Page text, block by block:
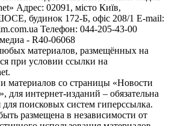
Адрес: 02091, місто Київ,
будинок 172-Б, офіс 208/1 E-mail:
Телефон: 044-205-43-00
- R40-06068
материалов, размещённых на
при условии ссылки на
материалов со страницы «Новости
для интернет-изданий – обязательна
для поисковых систем гиперссылка.
размещена в независимости от